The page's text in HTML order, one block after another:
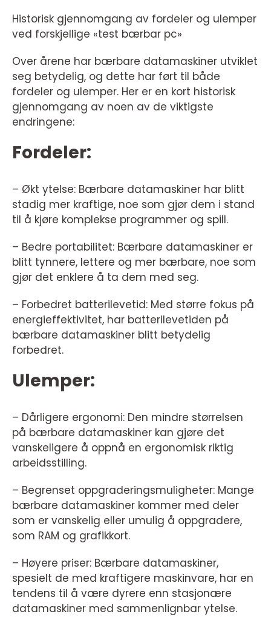
Historisk gjennomgang av fordeler og ulemper
ved forskjellige «test bærbar pc»
Over årene har bærbare datamaskiner utviklet
seg betydelig, og dette har ført til både
fordeler og ulemper. Her er en kort historisk
gjennomgang av noen av de viktigste
endringene:
Fordeler:
– Økt ytelse: Bærbare datamaskiner har blitt
stadig mer kraftige, noe som gjør dem i stand
til å kjøre komplekse programmer og spill.
– Bedre portabilitet: Bærbare datamaskiner er
blitt tynnere, lettere og mer bærbare, noe som
gjør det enklere å ta dem med seg.
– Forbedret batterilevetid: Med større fokus på
energieffektivitet, har batterilevetiden på
bærbare datamaskiner blitt betydelig
forbedret.
Ulemper:
– Dårligere ergonomi: Den mindre størrelsen
på bærbare datamaskiner kan gjøre det
vanskeligere å oppnå en ergonomisk riktig
arbeidsstilling.
– Begrenset oppgraderingsmuligheter: Mange
bærbare datamaskiner kommer med deler
som er vanskelig eller umulig å oppgradere,
som RAM og grafikkort.
– Høyere priser: Bærbare datamaskiner,
spesielt de med kraftigere maskinvare, har en
tendens til å være dyrere enn stasjonære
datamaskiner med sammenlignbar ytelse.